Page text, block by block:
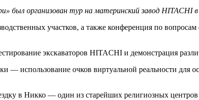
был организован тур на материнский завод HITACHI
участков, а также конференция по
экскаваторов HITACHI и демонстрация
— использование очков виртуальной реальности для
в Никко — один из старейших религиозных